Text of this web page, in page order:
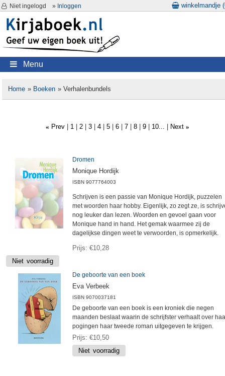
Niet ingelogd » Inloggen winkelmandje (
Menu
Home » Boeken » Verhalenbundels
« Prev 1 2 3 4 5 6 7 8 9 10... Next »
Dromen
Monique Hordijk
ISBN 9077764003
Schrijven is een passie van Monique Hordijk, puzzelen
met woorden haar hobby. Eigenlijk, zo zegt ze, is
nog leuker dan lezen. Woorden en gevoel gaan voor
Monique hand in hand. Het gemak waarmee zij de
dagelijkse dingen weet te verwoorden, is opmerkelijk.
Prijs €10,28
De geboorte van een boek
Eva Verbeek
ISBN 9070037181
De geboorte van een boek is een kroniek die negen
maanden beslaat waarin de schrijfster verhaalt over
pogingen haar tweede roman uitgegeven te krijgen.
Prijs €10,50